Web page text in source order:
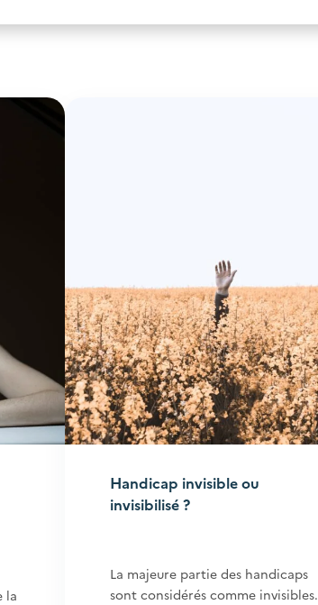
la
Handicap invisible ou
invisibilisé ?
La majeure partie des handicaps
sont considérés comme invisibles.